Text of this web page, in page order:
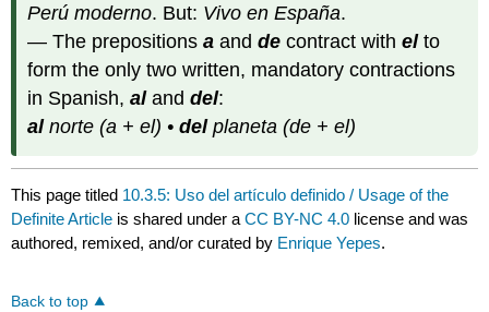
Perú moderno. But: Vivo en España.
— The prepositionsa andde contract withelto
form the only two written, mandatory contractions
in Spanish,alanddel:
alnorte (a + el) •delplaneta (de + el)
This page titled 10.3.5: Uso del artículo definido / Usage of the
Definite Article is shared under aCC BY-NC 4.0 license and was
authored, remixed, and/or curated by Enrique Yepes.
Back to top